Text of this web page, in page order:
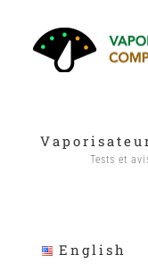
Tests et
English